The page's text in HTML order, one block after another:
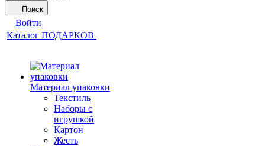
Поиск
Войти
Каталог ПОДАРКОВ
Материал упаковки
Текстиль
Наборы с
игрушкой
Картон
Жесть